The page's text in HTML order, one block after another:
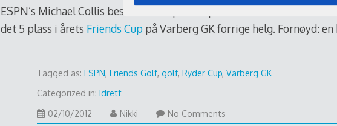
ESPN’s Michael Collis beskriver her på sin spesielle måte hvorfor
det 5 plass i årets Friends Cup på Varberg GK forrige helg. Fornøyd: en
Tagged as:ESPN,Friends Golf,golf,Ryder Cup,Varberg GK
Categorized in:Idrett
02/10/2012
Nikki No Comments